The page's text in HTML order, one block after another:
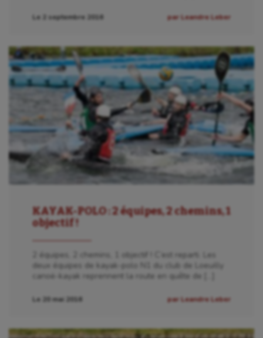
Le 2 septembre 2016 par Leandre Leber
KAYAK-POLO : 2 équipes, 2 chemins, 1
objectif !
2 équipes, 2 chemins, 1 objectif ! C’est reparti. Les
deux équipes de kayak-polo N1 du club de Loeuilly
canoë-kayak reprennent la route en quête de […]
Le 20 mai 2016 par Leandre Leber